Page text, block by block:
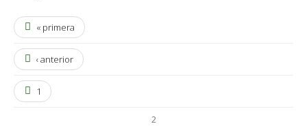
« primera
‹ anterior
1
2